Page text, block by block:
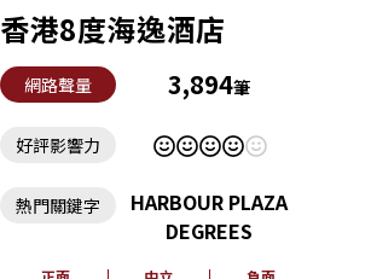
香港8度海逸酒店
網路聲量 3,894筆
好評影響力
熱門關鍵字
HARBOUR PLAZA
DEGREES